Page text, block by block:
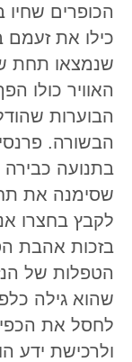
הכופרים
כילו את זעמם
שנמצאו תחת
האוויר כולו
הבוערות
הבשורה.
בתנועה כבירה
שסימנה את
לקבץ בחצרו
בזכות אהבת
הטפלות של
שהוא גילה
לחסל את
ולרכישת ידע